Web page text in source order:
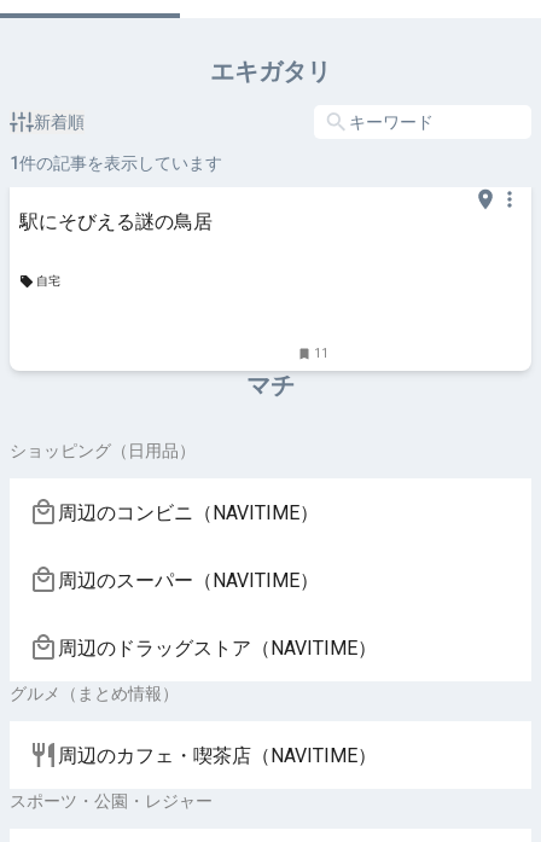
エキガタリ
新着順
1件の記事を表示しています
駅にそびえる謎の鳥居
自宅
11
マチ
ショッピング（日用品）
周辺のコンビニ（NAVITIME）
周辺のスーパー（NAVITIME）
周辺のドラッグストア（NAVITIME）
グルメ（まとめ情報）
周辺のカフェ・喫茶店（NAVITIME）
スポーツ・公園・レジャー